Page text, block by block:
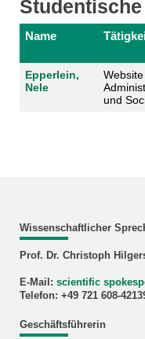
Name
Epperlein,
Nele
Website
und
Wissenschaftlicher
Prof. Dr. Christoph
E-Mail: scientific
Telefon: +49 721 608-
Geschäftsführerin